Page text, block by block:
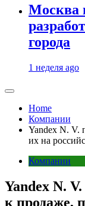
Москва
города
1 неделя ago
Home
Компании
Yandex N. V.
их на
Компании
Yandex N.
к продаже,